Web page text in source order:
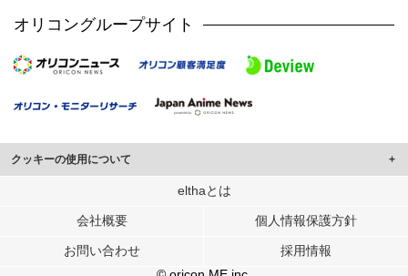
オリコングループサイト
クッキーの使用について
このサイトでは Cookie を使用して、ユーザーに合わせたコンテンツや広告の
行っています。
メディアや広告配信、データ解析の各パートナーに提供しています。
各パートナーは、この情報とユーザーが各パートナーに提供した他の情報や、
elthaとは
会社概要 個人情報保護方針
お問い合わせ
採用情報